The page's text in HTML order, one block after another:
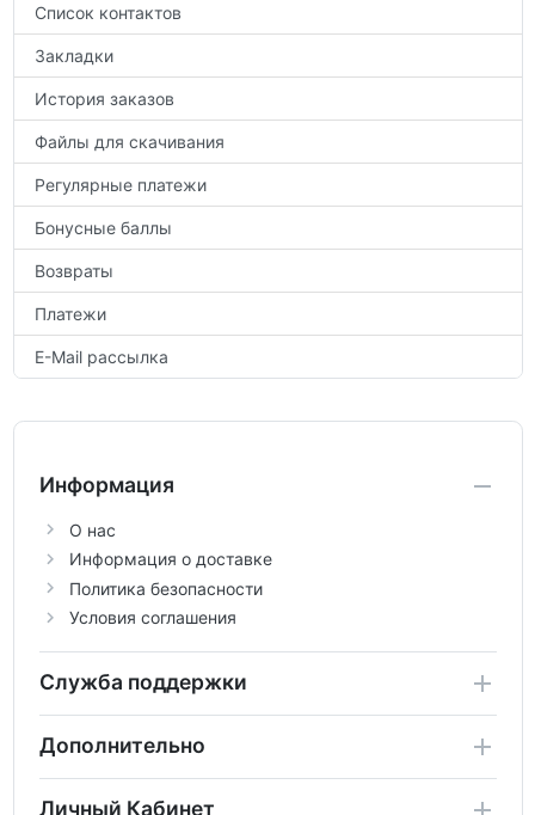
Список контактов
Закладки
История заказов
Файлы для скачивания
Регулярные платежи
Бонусные баллы
Возвраты
Платежи
E-Mail рассылка
Информация
О нас
Информация о доставке
Политика безопасности
Условия соглашения
Служба поддержки
Дополнительно
Личный Кабинет